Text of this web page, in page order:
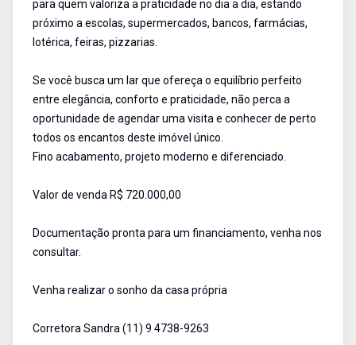
para quem valoriza a praticidade no dia a dia, estando
próximo a escolas, supermercados, bancos, farmácias,
lotérica, feiras, pizzarias.
Se você busca um lar que ofereça o equilíbrio perfeito
entre elegância, conforto e praticidade, não perca a
oportunidade de agendar uma visita e conhecer de perto
todos os encantos deste imóvel único.
Fino acabamento, projeto moderno e diferenciado.
Valor de venda R$ 720.000,00
Documentação pronta para um financiamento, venha nos
consultar.
Venha realizar o sonho da casa própria
Corretora Sandra (11) 9 4738-9263